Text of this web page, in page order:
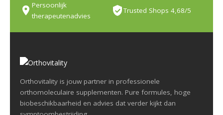
Persoonlijk
therapeutenadvies
Trusted Shops 4,68/5
Orthovitality is jouw partner in professionele
orthomoleculaire supplementen. Pure formules, hoge
biobeschikbaarheid en advies dat verder kijkt dan